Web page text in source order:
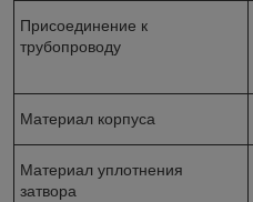
Присоединение к
трубопроводу
Материал корпуса
Материал уплотнения
затвора